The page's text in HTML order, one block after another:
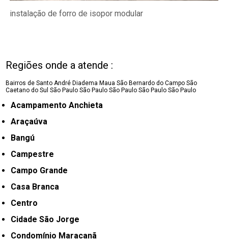
instalação de forro de isopor modular
Regiões onde a atende :
Bairros de Santo André Diadema Maua São Bernardo do Campo São
Caetano do SulSão Paulo São Paulo São Paulo São Paulo São Paulo
Acampamento Anchieta
Araçaúva
Bangú
Campestre
Campo Grande
Casa Branca
Centro
Cidade São Jorge
Condomínio Maracanã